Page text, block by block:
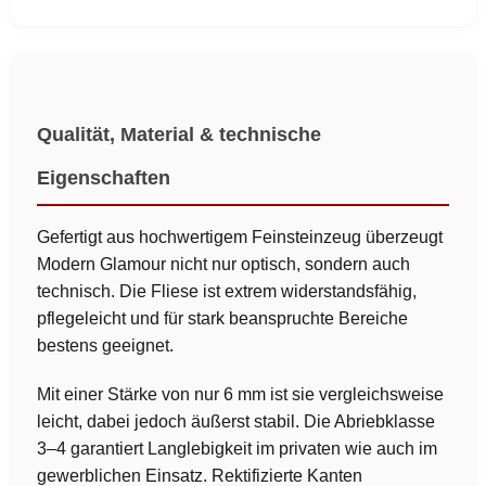
Qualität, Material & technische
Eigenschaften
Gefertigt aus hochwertigem Feinsteinzeug überzeugt
Modern Glamour nicht nur optisch, sondern auch
technisch. Die Fliese ist extrem widerstandsfähig,
pflegeleicht und für stark beanspruchte Bereiche
bestens geeignet.
Mit einer Stärke von nur 6 mm ist sie vergleichsweise
leicht, dabei jedoch äußerst stabil. Die Abriebklasse
3–4 garantiert Langlebigkeit im privaten wie auch im
gewerblichen Einsatz. Rektifizierte Kanten